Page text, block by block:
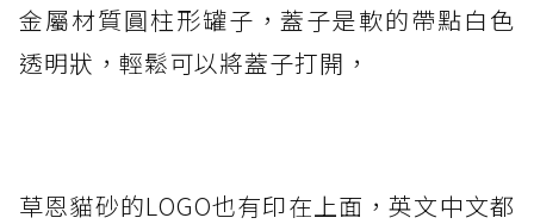
金屬材質圓柱形罐子，蓋子是軟的帶點白色
透明狀，輕鬆可以將蓋子打開，
草恩貓砂的LOGO也有印在上面，英文中文都